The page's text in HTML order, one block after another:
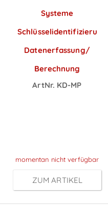
Systeme
Schlüsselidentifizierung/
Datenerfassung/
Berechnung
ArtNr. KD-MP
momentan nicht verfügbar
ZUM ARTIKEL